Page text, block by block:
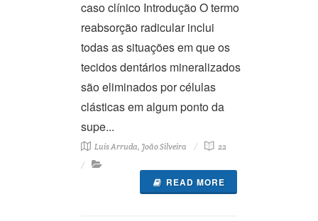
caso clínico Introdução O termo
reabsorção radicular inclui
todas as situações em que os
tecidos dentários mineralizados
são eliminados por células
clásticas em algum ponto da
supe...
Luís Arruda, João Silveira 22
READ MORE